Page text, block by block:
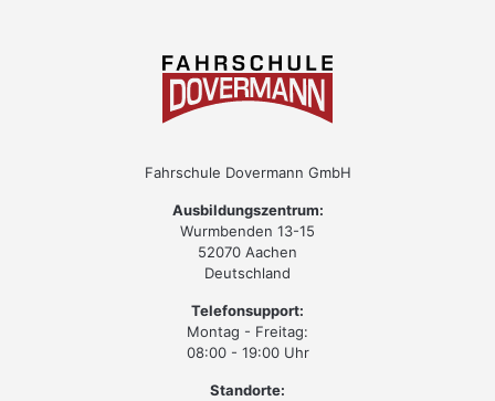
Fahrschule Dovermann GmbH
Ausbildungszentrum:
Wurmbenden 13-15
52070 Aachen
Deutschland
Telefonsupport:
Montag - Freitag:
08:00 - 19:00 Uhr
Standorte: